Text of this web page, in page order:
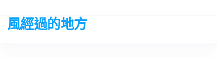
the
風經過的地方